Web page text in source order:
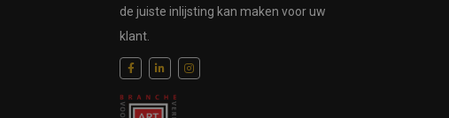
de juiste inlijsting kan maken voor uw
klant.